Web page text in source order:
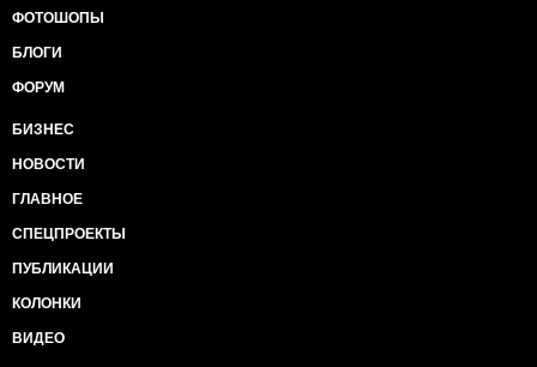
ФОТОШОПЫ
БЛОГИ
ФОРУМ
БИЗНЕС
НОВОСТИ
ГЛАВНОЕ
СПЕЦПРОЕКТЫ
ПУБЛИКАЦИИ
КОЛОНКИ
ВИДЕО